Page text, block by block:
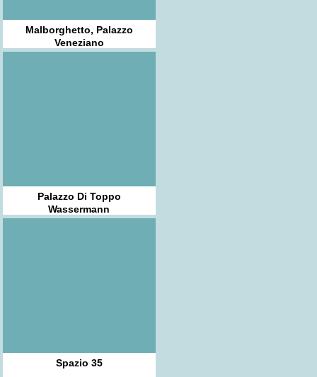
Malborghetto, Palazzo
Veneziano
Palazzo Di Toppo
Wassermann
Spazio 35